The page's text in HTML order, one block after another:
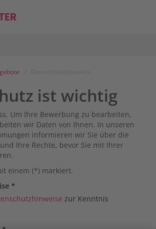
ist wichtig
Um Ihre Bewerbung zu bearbeiten,
wir Daten von Ihnen. In unseren
informieren wir Sie über die
Ihre Rechte, bevor Sie mit Ihrer
einem (*) markiert.
*
zur Kenntnis